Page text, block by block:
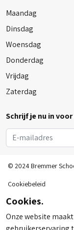
Maandag
Dinsdag
Woensdag
Donderdag
Vrijdag
Zaterdag
Schrijf je nu in
© 2024 Bremmer
Cookiebeleid
Cookies.
Onze website